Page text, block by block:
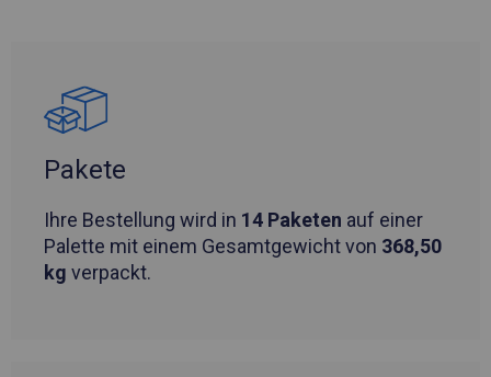
Pakete
Ihre Bestellung wird in 14 Paketen auf einer
Palette mit einem Gesamtgewicht von 368,50
kg verpackt.